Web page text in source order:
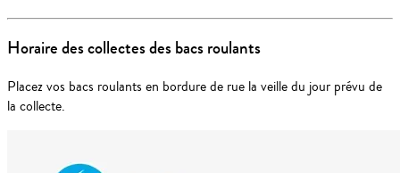
Horaire des collectes des bacs roulants
Placez vos bacs roulants en bordure de rue la veille du jour prévu de
la collecte.